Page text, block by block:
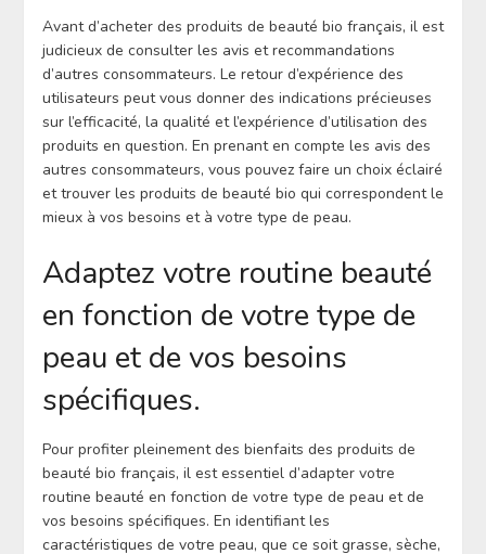
Avant d’acheter des produits de beauté bio français, il est
judicieux de consulter les avis et recommandations
d’autres consommateurs. Le retour d’expérience des
utilisateurs peut vous donner des indications précieuses
sur l’efficacité, la qualité et l’expérience d’utilisation des
produits en question. En prenant en compte les avis des
autres consommateurs, vous pouvez faire un choix éclairé
et trouver les produits de beauté bio qui correspondent le
mieux à vos besoins et à votre type de peau.
Adaptez votre routine beauté
en fonction de votre type de
peau et de vos besoins
spécifiques.
Pour profiter pleinement des bienfaits des produits de
beauté bio français, il est essentiel d’adapter votre
routine beauté en fonction de votre type de peau et de
vos besoins spécifiques. En identifiant les
caractéristiques de votre peau, que ce soit grasse, sèche,